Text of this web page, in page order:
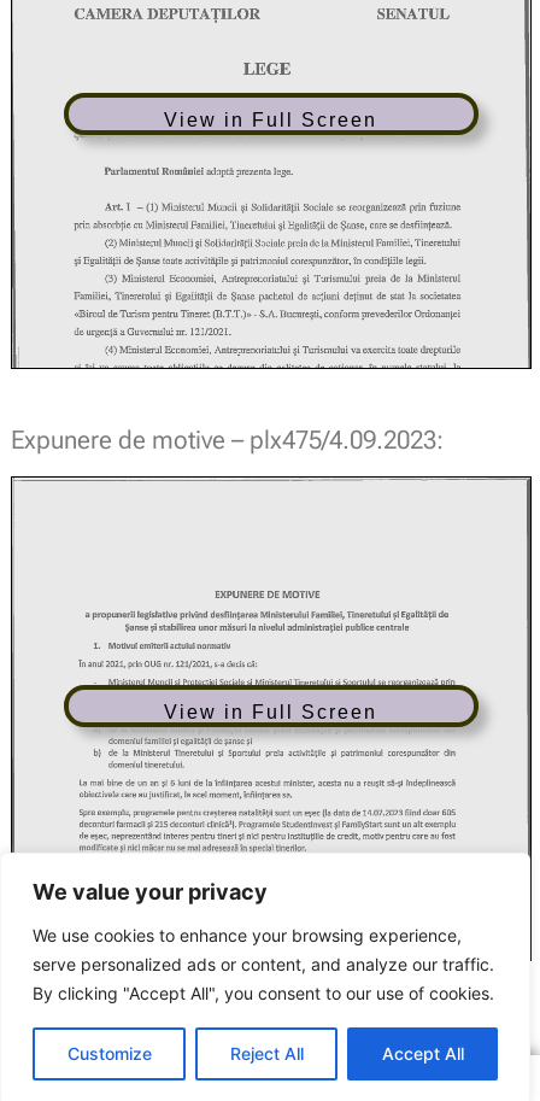
We value your privacy
We use cookies to enhance your browsing experience,
serve personalized ads or content, and analyze our traffic.
By clicking "Accept All", you consent to our use of cookies.
Customize Reject All Accept All
View in Full Screen
Expunere de motive – plx475/4.09.2023:
View in Full Screen
Sindicatul Național Sport și Tineret: Desfiinţarea Ministerului Familiei,
Tineretului şi Egalităţii de Şanse (propunere legislativă)
ARTICOLUL ANTERIOR
Legea salarizării unitare prinde contur
Copyright © 2016 – 2026 SNST